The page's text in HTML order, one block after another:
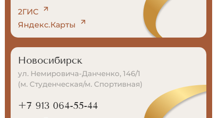
2ГИС
Яндекс.Карты
Новосибирск
ул. Немировича-Данченко, 146/1
(м. Студенческая/м. Спортивная)
+7 913 064-55-44